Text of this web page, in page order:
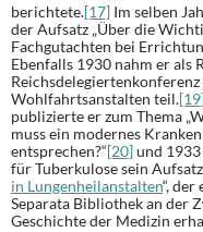
berichtete.[17] Im selben
der Aufsatz „Über die
Fachgutachten bei
Ebenfalls 1930 nahm er als
Wohlfahrtsanstalten teil.
publizierte er zum Thema
muss ein modernes
entsprechen?“[20]und
für Tuberkulose sein Aufsatz
in Lungenheilanstalten“,
Separata Bibliothek an der
Geschichte der Medizin